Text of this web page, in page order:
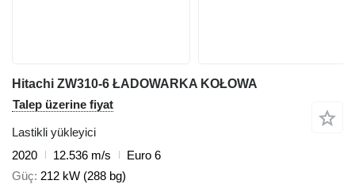
Hitachi ZW310-6 ŁADOWARKA KOŁOWA
Talep üzerine fiyat
Lastikli yükleyici
2020
12.536 m/s
Euro 6
Güç 212 kW (288 bg)